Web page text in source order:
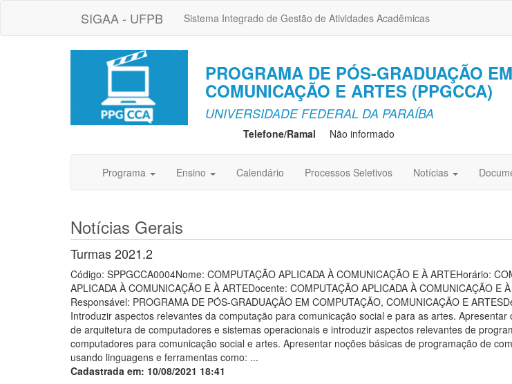
SIGAA - UFPB Sistema Integrado de Gestão de Atividades Acadêmicas
PROGRAMA DE PÓS-GRADUAÇÃO
COMUNICAÇÃO E ARTES (PPGCCA)
UNIVERSIDADE FEDERAL DA PARAÍBA
Telefone/Ramal Não informado
Programa Ensino Calendário Processos Seletivos Notícias
Notícias Gerais
Turmas 2021.2
Código: SPPGCCA0004Nome: COMPUTAÇÃO APLICADA À COMUNICAÇÃO E À ARTEHorário:
APLICADA À COMUNICAÇÃO E À ARTEDocente: COMPUTAÇÃO APLICADA À COMUNICAÇÃO E
Responsável: PROGRAMA DE PÓS-GRADUAÇÃO EM COMPUTAÇÃO, COMUNICAÇÃO E
Introduzir aspectos relevantes da computação para comunicação social e para as artes. Apresentar
de arquitetura de computadores e sistemas operacionais e introduzir aspectos relevantes de
computadores para comunicação social e artes. Apresentar noções básicas de programação de
usando linguagens e ferramentas como: ...
Cadastrada em: 10/08/2021 18:41